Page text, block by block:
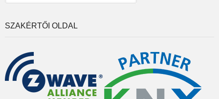
SZAKÉRTŐI OLDAL